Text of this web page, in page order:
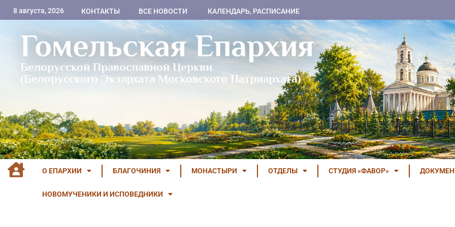
8 августа, 2026 КОНТАКТЫ ВСЕ НОВОСТИ КАЛЕНДАРЬ, РАСПИСАНИЕ
Гомельская Епархия
Белорусской Православной Церкви
(Белорусского Экзархата Московского Патриархата)
О ЕПАРХИИ БЛАГОЧИНИЯ МОНАСТЫРИ ОТДЕЛЫ СТУДИЯ «ФАВОР»
НОВОМУЧЕНИКИ И ИСПОВЕДНИКИ